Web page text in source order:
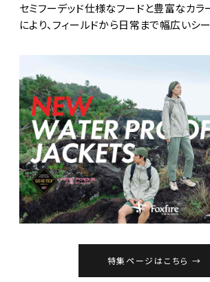
セミフーデッド仕様なフードと豊富なカラ
により、フィールドから日常まで幅広いシ
特集ページはこちら